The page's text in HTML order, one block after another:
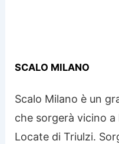
SCALO MILANO
Scalo Milano è un
che sorgerà vicino
Locate di Triulzi.